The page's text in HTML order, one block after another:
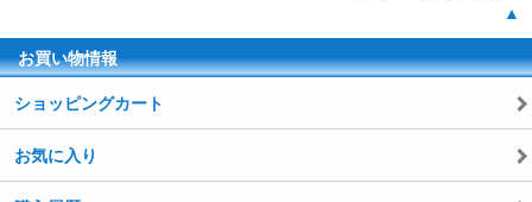
▲
お買い物情報
ショッピングカート
お気に入り